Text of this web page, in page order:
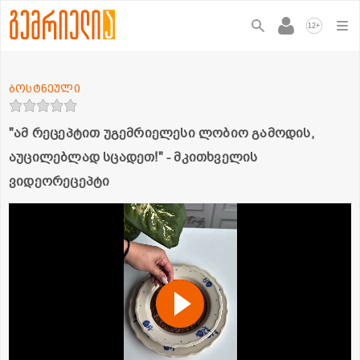
12+
"ამ რეცეპტით უგემრიელესი ლობიო გამოდის,
აუცილებლად სცადეთ!" - მკითხველის
ვიდეორეცეპტი
ბოსტნეული